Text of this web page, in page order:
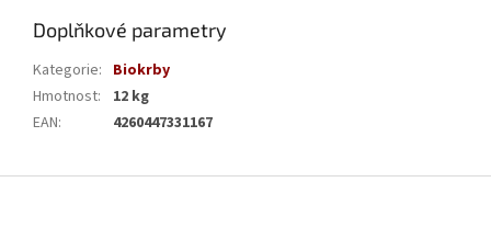
Doplňkové parametry
Kategorie: Biokrby
Hmotnost:
12 kg
EAN: 4260447331167